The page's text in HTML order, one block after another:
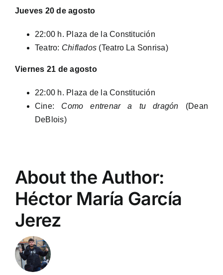
Jueves 20 de agosto
22:00 h. Plaza de la Constitución
Teatro: Chiflados (Teatro La Sonrisa)
Viernes 21 de agosto
22:00 h. Plaza de la Constitución
Cine: Como entrenar a tu dragón (Dean
DeBlois)
About the Author:
Héctor María García
Jerez